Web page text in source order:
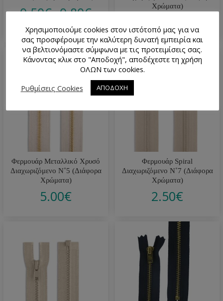
0.50€–0.80€
Χρώματα)
Φερμουάρ Μεταλλικό Χρυσό
Διαχωριζόμενο Ν˚5 (Διάφορα
Χρώματα)
5.00€
Φερμουάρ Spiral
Διαχωριζόμενο Ν˚7 (Διάφορα
Χρώματα)
2.50€
Χρησιμοποιούμε cookies στον ιστότοπό μας για να
σας προσφέρουμε την καλύτερη δυνατή εμπειρία και
να βελτιονόμαστε σύμφωνα με τις προτειμίσεις σας.
Κάνοντας κλικ στο "Αποδοχή", αποδέχεστε τη χρήση
ΟΛΩΝ των cookies.
Ρυθμίσεις Cookies
ΑΠΟΔΟΧΗ